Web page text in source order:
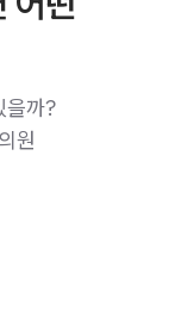
을까?
원